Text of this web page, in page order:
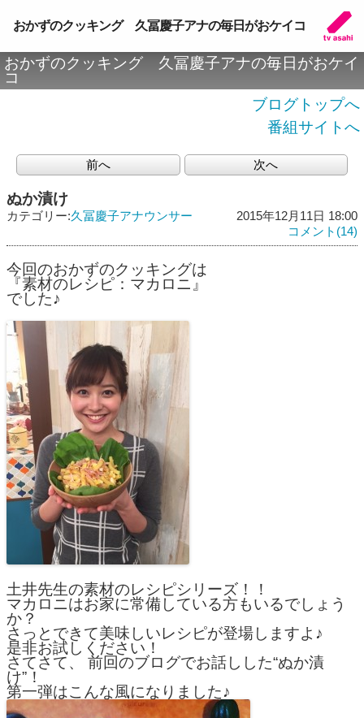
おかずのクッキング 久冨慶子アナの毎日がおケイコ
おかずのクッキング 久冨慶子アナの毎日がおケイ
コ
ブログトップへ
番組サイトへ
前へ 次へ
ぬか漬け
カテゴリー:久冨慶子アナウンサー
2015年12月11日 18:00
コメント(14)
今回のおかずのクッキングは
『素材のレシピ：マカロニ』
でした♪
土井先生の素材のレシピシリーズ！！
マカロニはお家に常備している方もいるでしょう
か？
さっとできて美味しいレシピが登場しますよ♪
是非お試しください！
さてさて、 前回のブログでお話しした“ぬか漬
け”！
第一弾はこんな風になりました♪